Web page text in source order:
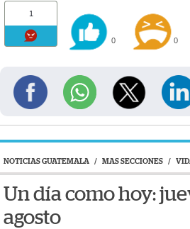
1
0 0
NOTICIAS GUATEMALA / MAS SECCIONES /
Un día como hoy:
agosto